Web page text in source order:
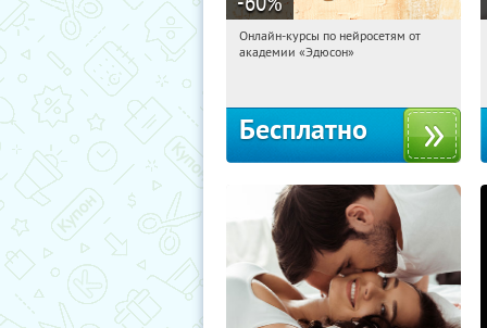
13:19:47 Получили:
Онлайн-курсы по нейросетям от
академии «Эдюсон»
Бесплатно